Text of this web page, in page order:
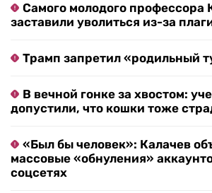
Самого молодого профессора
заставили уволиться из-за
Трамп запретил «родильный
В вечной гонке за хвостом:
допустили, что кошки тоже
«Был бы человек»: Калачев
массовые «обнуления»
соцсетях